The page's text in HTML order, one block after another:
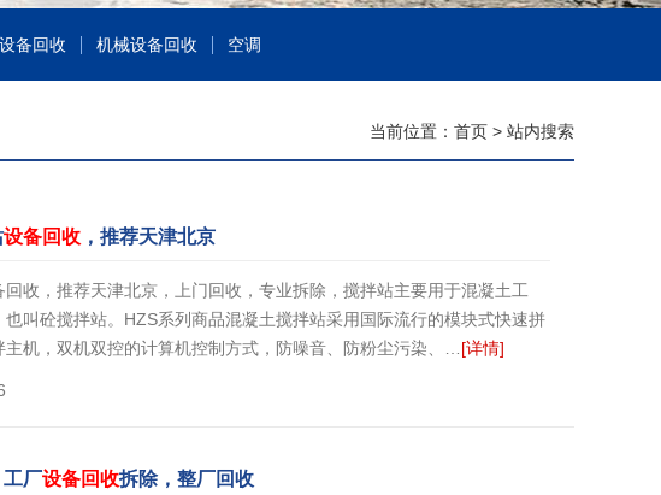
备回收 机械设备回收 空调
当前位置： 首页 > 站内搜索
设备回收 ，推荐天津北京
收，推荐天津北京，上门回收，专业拆除，搅拌站主要用于混凝土工
叫砼搅拌站。HZS系列商品混凝土搅拌站采用国际流行的模块式快速拼
机，双机双控的计算机控制方式，防噪音、防粉尘污染、… [详情]
工厂设备回收拆除，整厂回收